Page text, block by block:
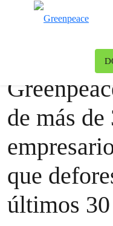
de más de
que
últimos 30